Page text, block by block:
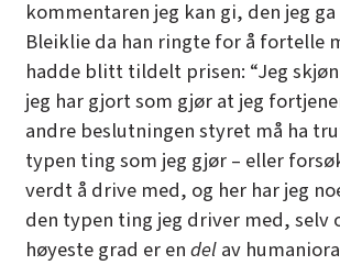
kommentaren jeg kan gi, den jeg
Bleiklie da han ringte for å fortelle
hadde blitt tildelt prisen: “Jeg
jeg har gjort som gjør at jeg
andre beslutningen styret må ha
typen ting som jeg gjør – eller
verdt å drive med, og her har jeg
den typen ting jeg driver med, selv
høyeste grad er endelav